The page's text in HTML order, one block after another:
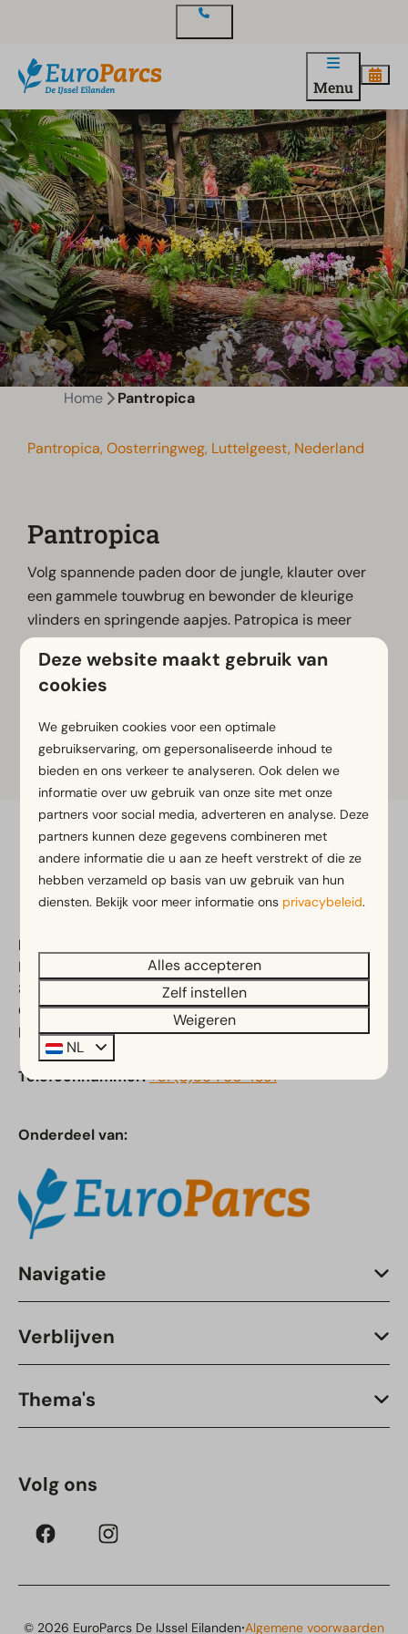
Menu
Home Pantropica
Pantropica, Oosterringweg, Luttelgeest, Nederland
Pantropica
Volg spannende paden door de jungle, klauter over
een gammele touwbrug en bewonder de kleurige
vlinders en springende aapjes. Patropica is meer
dan alleen maar orchideeën. In het junglepark zijn tal
van tropische dieren en bijzondere planten te
vinden. Een leuk dagje uit voor jong en oud!
Meer informatie
Veilig betalen
EuroParcs De IJssel Eilanden
Flevoweg 90
8265 PL Kampen
Overijssel
Nederland
Telefoonnummer:+31 (0)85 760 4391
Onderdeel van:
Navigatie
Verblijven
Thema's
Volg ons
© 2026 EuroParcs De IJssel Eilanden·Algemene voorwaarden
Deze website maakt gebruik van
cookies
We gebruiken cookies voor een optimale
gebruikservaring, om gepersonaliseerde inhoud te
bieden en ons verkeer te analyseren. Ook delen we
informatie over uw gebruik van onze site met onze
partners voor social media, adverteren en analyse. Deze
partners kunnen deze gegevens combineren met
andere informatie die u aan ze heeft verstrekt of die ze
hebben verzameld op basis van uw gebruik van hun
diensten. Bekijk voor meer informatie ons privacybeleid.
Alles accepteren
Zelf instellen
Weigeren
NL